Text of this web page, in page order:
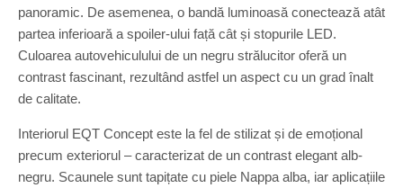
o
c
e
p
Q
2
0
panoramic. De asemenea, o bandă luminoasă conectează atât
partea inferioară a spoiler-ului față cât și stopurile LED.
Culoarea autovehiculului de un negru strălucitor oferă un
contrast fascinant, rezultând astfel un aspect cu un grad înalt
de calitate.
Interiorul EQT Concept este la fel de stilizat și de emoțional
precum exteriorul – caracterizat de un contrast elegant alb-
negru. Scaunele sunt tapițate cu piele Nappa alba, iar aplicațiile